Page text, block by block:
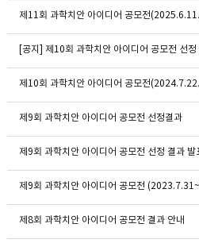
제11회 과학치안 아이디어 공모전
[공지] 제10회 과학치안 아이디어 공모전 선정
제10회 과학치안 아이디어 공모전
제9회 과학치안 아이디어 공모전 선정결과
제9회 과학치안 아이디어 공모전 선정 결과 발
제9회 과학치안 아이디어 공모전
제8회 과학치안 아이디어 공모전 결과 안내